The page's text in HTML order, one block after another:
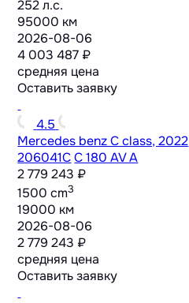
252 л.с.
95000 км
2026-08-06
4 003 487 ₽
средняя цена
Оставить заявку
4.5
Mercedes benz C class, 2022
206041C C 180 AV A
2 779 243 ₽
1500 cm3
19000 км
2026-08-06
2 779 243 ₽
средняя цена
Оставить заявку